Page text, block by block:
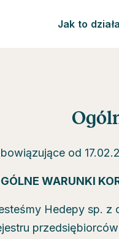
Jak to
od
WARUNKI
Hedepy sp. z